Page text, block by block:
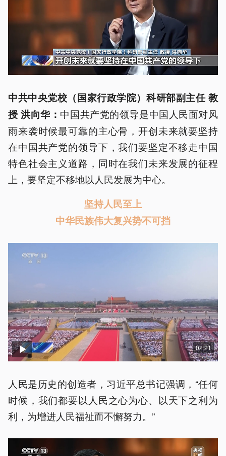
中共中央党校（国家行政学院）科研部副主任 教
授 洪向华： 中国共产党的领导是中国人民面对风
雨来袭时候最可靠的主心骨，开创未来就要坚持
在中国共产党的领导下，我们要坚定不移走中国
特色社会主义道路，同时在我们未来发展的征程
上，要坚定不移地以人民发展为中心。
坚持人民至上
中华民族伟大复兴势不可挡
02:21
人民是历史的创造者，习近平总书记强调，“任何
时候，我们都要以人民之心为心、以天下之利为
利，为增进人民福祉而不懈努力。”